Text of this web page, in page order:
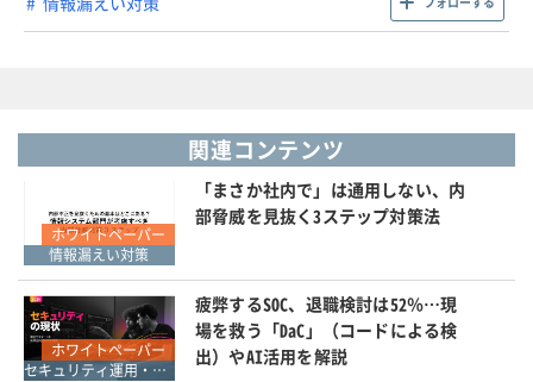
関連コンテンツ
ホワイトペーパー
情報漏えい対策
「まさか社内で」は通用しない、内
部脅威を見抜く3ステップ対策法
ホワイトペーパー
セキュリティ運用・SOC・SIEM・ログ管理
疲弊するSOC、退職検討は52％…現
場を救う「DaC」（コードによる検
出）やAI活用を解説